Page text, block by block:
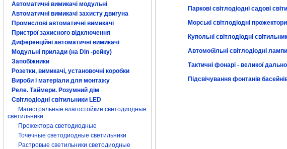
Автоматичні вимикачі модульні
Автоматичні вимикачі захисту двигуна
Промислові автоматичні вимикачі
Пристрої захисного відключення
Диференційні автоматичні вимикачі
Модульні прилади (на Din -рейку)
Запобіжники
Розетки, вимикачі, установочні коробки
Вироби і матеріали для монтажу
Реле. Таймери. Розумний дім
Світлодіодні світильники LED
Магистральные влагостойкие светодиодные
светильники
Прожектора светодиодные
Точечные светодиодные светильники
Растровые светильники светодиодные
Паркові світлодіодні садові
Морські світлодіодні прожектори
Купольні світлодіодні
Автомобільні світлодіодні лампи
Тактичні фонарі - великої
Підсвічування фонтанів